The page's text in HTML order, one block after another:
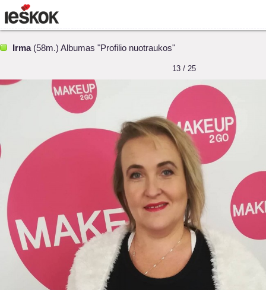
Irma(58m.) Albumas "Profilio nuotraukos"
13 / 25